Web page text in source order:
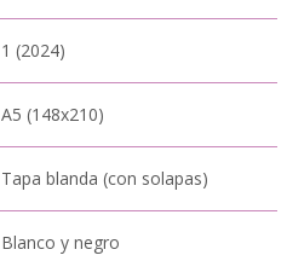
1 (2024)
A5 (148x210)
Tapa blanda (con solapas)
Blanco y negro